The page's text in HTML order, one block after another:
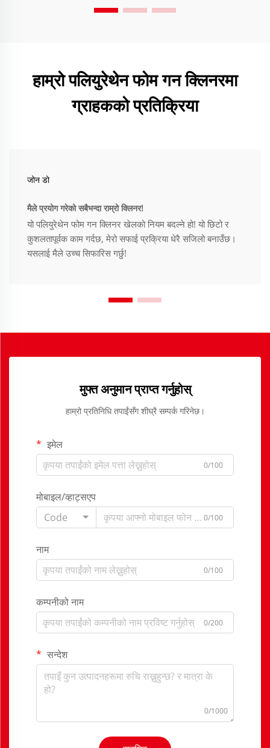
हाम्रो पलियुरेथेन फोम गन क्लिनरमा
ग्राहकको प्रतिक्रिया
जोन डो
मैले प्रयोग गरेको सबैभन्दा राम्रो क्लिनर!
यो पलियुरेथेन फोम गन क्लिनर खेलको नियम बदल्ने हो! यो छिटो र
कुशलतापूर्वक काम गर्दछ, मेरो सफाई प्रक्रिया धेरै सजिलो बनाउँछ।
यसलाई मैले उच्च सिफारिस गर्छु!
मुफ्त अनुमान प्राप्त गर्नुहोस्
हाम्रो प्रतिनिधि तपाईंसँग शीघ्रै सम्पर्क गरिनेछ।
इमेल
0/100
मोबाइल/व्हाट्सएप
Code
0/100
नाम
0/100
कम्पनीको नाम
0/200
सन्देश
0/1000